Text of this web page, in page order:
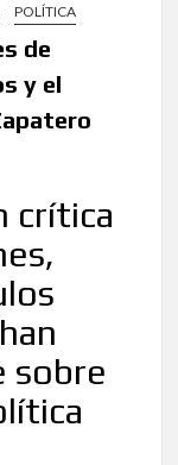
a Juan
POLÍTICA
de
y el
crítica
sobre